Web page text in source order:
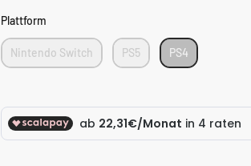
PlattformPlattform
Nintendo Switch PS5 PS4